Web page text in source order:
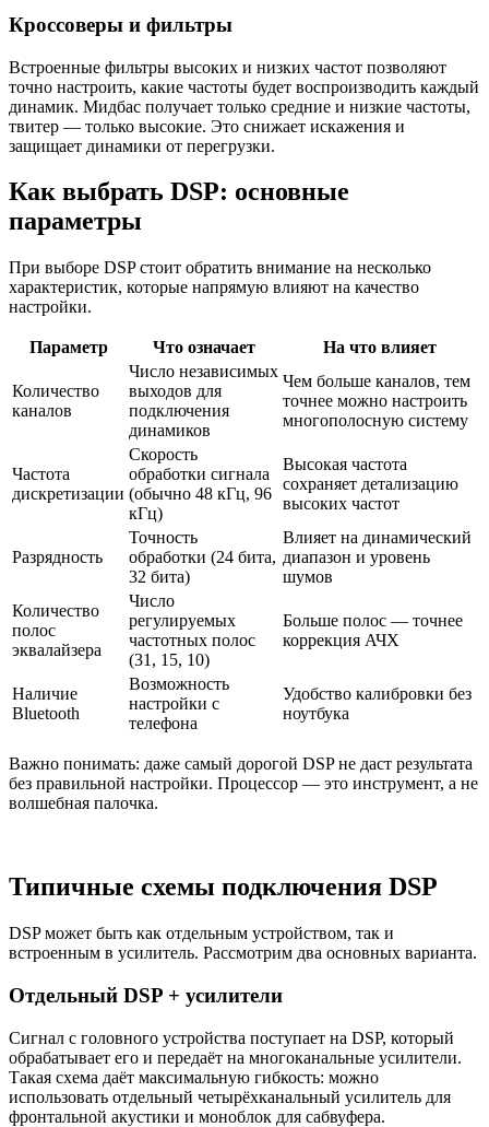
Кроссоверы и фильтры
Встроенные фильтры высоких и низких частот позволяют
точно настроить, какие частоты будет воспроизводить каждый
динамик. Мидбас получает только средние и низкие частоты,
твитер — только высокие. Это снижает искажения и
защищает динамики от перегрузки.
Как выбрать DSP: основные
параметры
При выборе DSP стоит обратить внимание на несколько
характеристик, которые напрямую влияют на качество
настройки.
Параметр Что означает На что влияет
Количество
каналов
Число независимых
выходов для
подключения
динамиков
Чем больше каналов, тем
точнее можно настроить
многополосную систему
Частота
дискретизации
Скорость
обработки сигнала
(обычно 48 кГц, 96
кГц)
Высокая частота
сохраняет детализацию
высоких частот
Разрядность
Точность
обработки (24 бита,
32 бита)
Влияет на динамический
диапазон и уровень
шумов
Количество
полос
эквалайзера
Число
регулируемых
частотных полос
(31, 15, 10)
Больше полос — точнее
коррекция АЧХ
Наличие
Bluetooth
Возможность
настройки с
телефона
Удобство калибровки без
ноутбука
Важно понимать: даже самый дорогой DSP не даст результата
без правильной настройки. Процессор — это инструмент, а не
волшебная палочка.
Типичные схемы подключения DSP
DSP может быть как отдельным устройством, так и
встроенным в усилитель. Рассмотрим два основных варианта.
Отдельный DSP + усилители
Сигнал с головного устройства поступает на DSP, который
обрабатывает его и передаёт на многоканальные усилители.
Такая схема даёт максимальную гибкость: можно
использовать отдельный четырёхканальный усилитель для
фронтальной акустики и моноблок для сабвуфера.